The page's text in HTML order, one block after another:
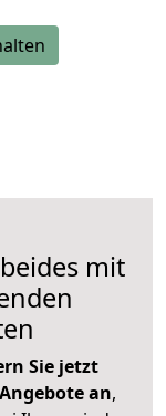
mit
Sie jetzt
an,